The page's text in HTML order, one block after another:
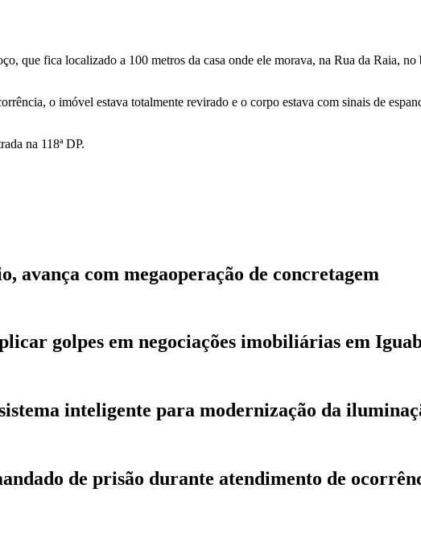
que fica localizado a 100 metros da casa onde ele morava, na Rua da Raia,
o imóvel estava totalmente revirado e o corpo estava com sinais de
na 118ª DP.
avança com megaoperação de concretagem
golpes em negociações imobiliárias em
inteligente para modernização da
de prisão durante atendimento de